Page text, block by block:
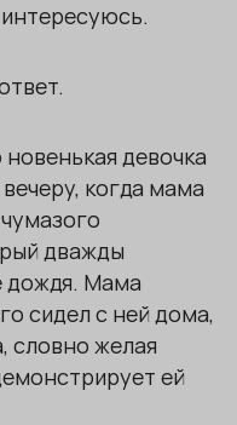
девочка
когда мама
дважды
дождя. Мама
сидел с ней дома,
словно желая
ей